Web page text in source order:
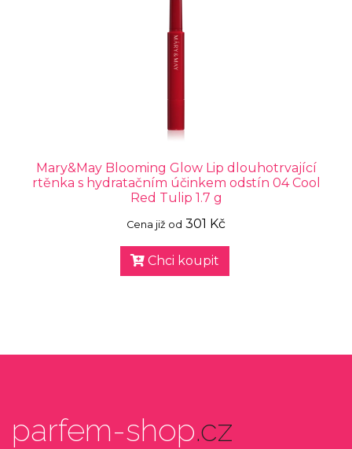
Mary&May Blooming Glow Lip dlouhotrvající
rtěnka s hydratačním účinkem odstín 04 Cool
Red Tulip 1.7 g
Cena již od 301 Kč
Chci koupit
parfem-shop.cz